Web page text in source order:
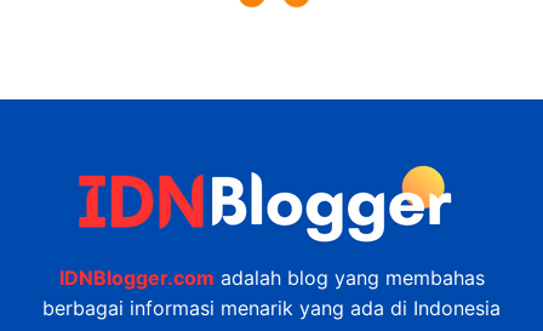
IDNBlogger.com adalah blog yang membahas
berbagai informasi menarik yang ada di Indonesia